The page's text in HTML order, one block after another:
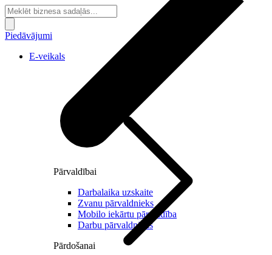
Pārvaldībai
Darbalaika uzskaite
Zvanu pārvaldnieks
Mobilo iekārtu pārvaldība
Darbu pārvaldnieks
Pārdošanai
Piedāvājumi
E-veikals